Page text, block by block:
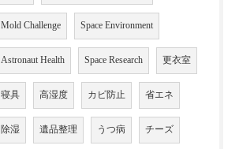
Mold Challenge Space Environment
Astronaut Health Space Research 更衣室
寝具 高湿度 カビ防止 省エネ
除湿 遺品整理 うつ病 チーズ